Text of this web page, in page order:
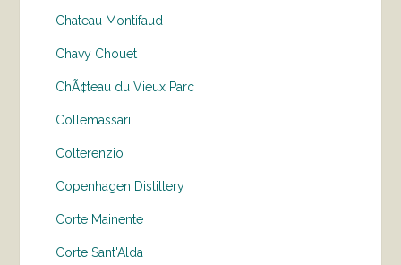
Chateau Montifaud
Chavy Chouet
ChÃ¢teau du Vieux Parc
Collemassari
Colterenzio
Copenhagen Distillery
Corte Mainente
Corte Sant'Alda